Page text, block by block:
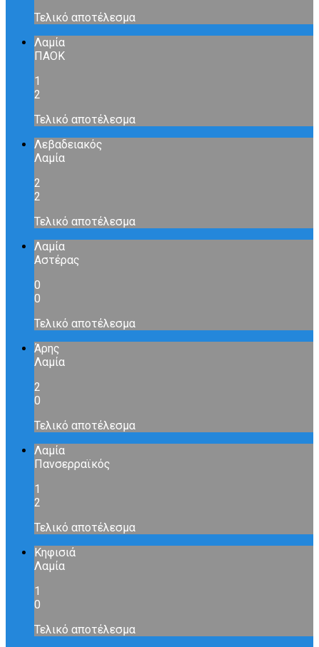
Τελικό αποτέλεσμα
Λαμία
ΠΑΟΚ
1
2
Τελικό αποτέλεσμα
Λεβαδειακός
Λαμία
2
2
Τελικό αποτέλεσμα
Λαμία
Αστέρας
0
0
Τελικό αποτέλεσμα
Άρης
Λαμία
2
0
Τελικό αποτέλεσμα
Λαμία
Πανσερραϊκός
1
2
Τελικό αποτέλεσμα
Κηφισιά
Λαμία
1
0
Τελικό αποτέλεσμα